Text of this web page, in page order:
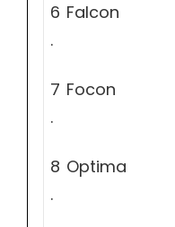
6
.
Falcon
7
.
Focon
8
.
Optima